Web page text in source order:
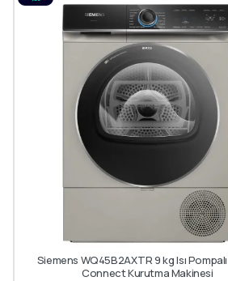
Siemens WQ45B2AXTR 9 kg Isı
Connect Kurutma Makinesi